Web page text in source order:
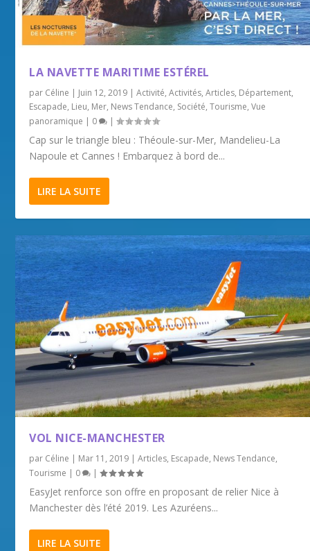
LA NAVETTE MARITIME ESTÉREL
par Céline | Juin 12, 2019 |Activité,Activités,Articles, Département,
Escapade, Lieu, Mer, News Tendance, Société,Tourisme,Vue
panoramique | 0 |
Cap sur le triangle bleu : Théoule-sur-Mer, Mandelieu-La
Napoule et Cannes ! Embarquez à bord de...
LIRE LA SUITE
VOL NICE-MANCHESTER
par Céline | Mar 11, 2019 |Articles, Escapade, News Tendance,
Tourisme | 0 |
EasyJet renforce son offre en proposant de relier Nice à
Manchester dès l’été 2019. Les Azuréens...
LIRE LA SUITE